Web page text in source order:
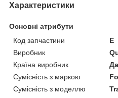
Характеристики
Основні атрибути
Код запчастини
E
Виробник
Країна виробник
Сумісність з маркою
Сумісність з моделлю